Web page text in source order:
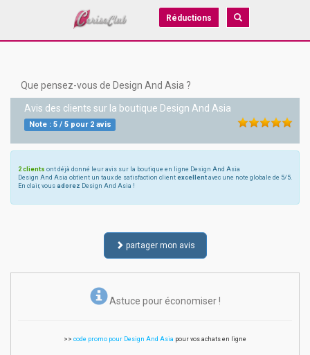
Réductions
Que pensez-vous de Design And Asia ?
Avis des clients sur la boutique Design And Asia
Note : 5/ 5pour 2avis
2 clients ont déjà donné leur avis sur la boutique en ligne Design And Asia
Design And Asia obtient un taux de satisfaction client excellent avec une note globale de 5/5.
En clair, vous adorez Design And Asia !
partager mon avis
Astuce pour économiser !
>> code promo pour Design And Asia pour vos achats en ligne